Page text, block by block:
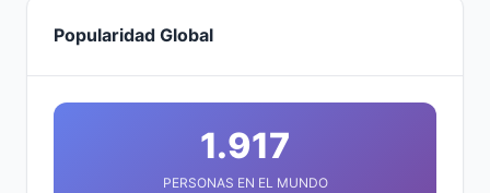
Popularidad Global
1.917
PERSONAS EN EL MUNDO